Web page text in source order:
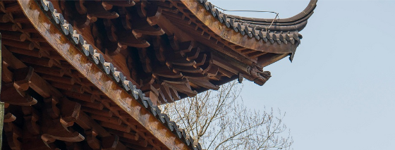
dựng vào cuối thời nhà Minh (1368-1644), nơi có năm trăm vị La Hán
và vẫn giữ được đặc điểm là khuôn mặt tròn và thân hình đầy đặn.
người thợ thủ công lành nghề ở khu vực phía nam Trung Quốc.
mọi người trong mọi tầng lớp coi là biểu tượng của quyền lực và
Quốc. Toàn bộ kiến ​​trúc đại diện cho nghề điêu khắc hoàn hảo của
hạng nhất trong thời nhà Minh và nhà Thanh (1368-1911). Đây là
tour du lịch Trung Quốc.
La Hán có một bức tượng Phật Quan Âm cao khoảng 13 mét được